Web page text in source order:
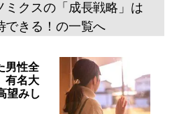
ミクスの「成長戦略」は
できる！の一覧へ
男性全
有名大
望みし